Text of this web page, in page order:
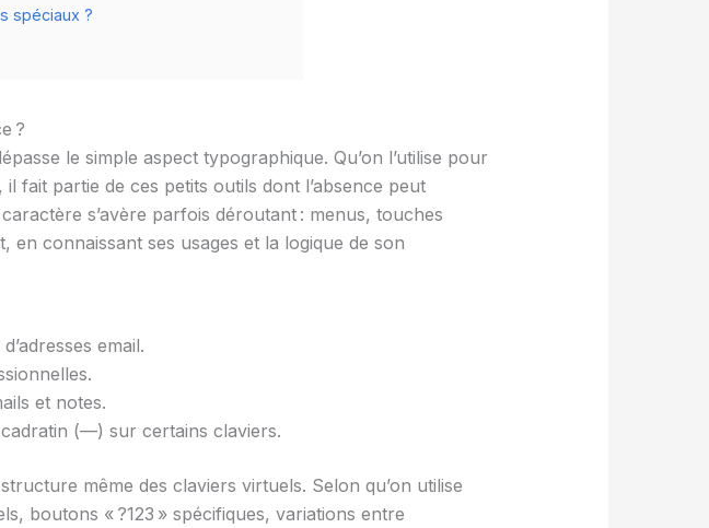
spéciaux ?
?
le simple aspect typographique. Qu’on l’utilise pour
fait partie de ces petits outils dont l’absence peut
caractère s’avère parfois déroutant : menus, touches
connaissant ses usages et la logique de son
email.
et notes.
(—) sur certains claviers.
même des claviers virtuels. Selon qu’on utilise
boutons « ?123 » spécifiques, variations entre